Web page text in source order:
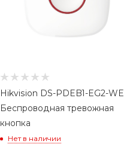
Hikvision DS-PDEB1-EG2-WE
Беспроводная тревожная
кнопка
Нет в наличии